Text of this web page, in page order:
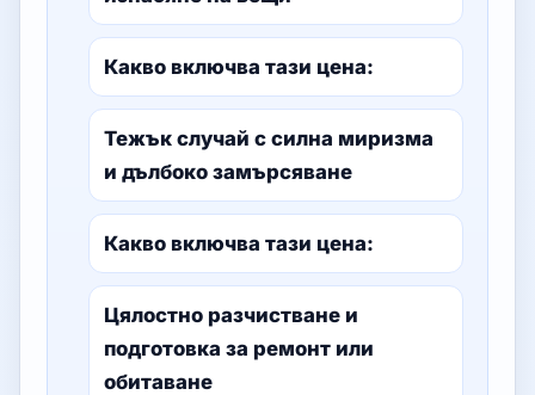
Какво включва тази цена:
Тежък случай с силна миризма
и дълбоко замърсяване
Какво включва тази цена:
Цялостно разчистване и
подготовка за ремонт или
обитаване